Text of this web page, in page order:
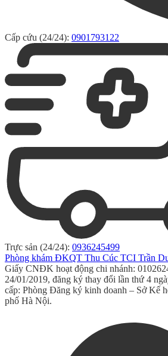
Cấp cứu (24/24): 0901793122
Trực sản (24/24): 0936245499
Phòng khám ĐKQT Thu Cúc TCI Trần
Giấy CNĐK hoạt động chi nhánh:
24/01/2019, đăng ký thay đổi lần thứ 4
cấp: Phòng Đăng ký kinh doanh – Sở Kế
phố Hà Nội.